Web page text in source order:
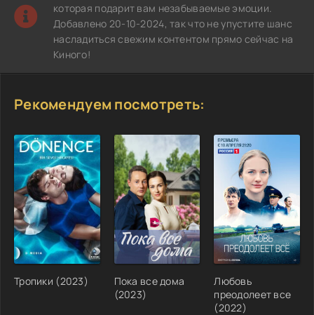
которая подарит вам незабываемые эмоции.
Добавлено 20-10-2024, так что не упустите шанс
насладиться свежим контентом прямо сейчас на
Киного!
Рекомендуем посмотреть:
Тропики (2023)
Пока все дома
(2023)
Любовь
преодолеет все
(2022)